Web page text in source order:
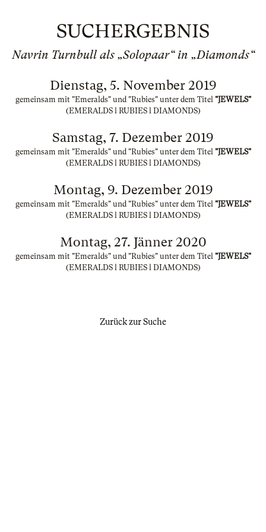
SUCHERGEBNIS
Navrin Turnbull als „Solopaar“ in „Diamonds“
Dienstag, 5. November 2019
gemeinsam mit "Emeralds" und "Rubies" unter dem Titel "JEWELS"
(EMERALDS l RUBIES l DIAMONDS)
Samstag, 7. Dezember 2019
gemeinsam mit "Emeralds" und "Rubies" unter dem Titel "JEWELS"
(EMERALDS l RUBIES l DIAMONDS)
Montag, 9. Dezember 2019
gemeinsam mit "Emeralds" und "Rubies" unter dem Titel "JEWELS"
(EMERALDS l RUBIES l DIAMONDS)
Montag, 27. Jänner 2020
gemeinsam mit "Emeralds" und "Rubies" unter dem Titel "JEWELS"
(EMERALDS l RUBIES l DIAMONDS)
Zurück zur Suche